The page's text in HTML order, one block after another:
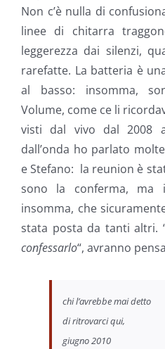
Non c’è nulla di
linee di chitarra
leggerezza dai silenzi,
rarefatte. La batteria è
al basso: insomma,
Volume, come ce li
visti dal vivo dal 2008
dall’onda ho parlato
e Stefano: la reunion è
sono la conferma, ma
insomma, che
stata posta da tanti altri.
confessarlo“, avranno
chi l’avrebbe mai detto
di ritrovarci qui,
giugno 2010